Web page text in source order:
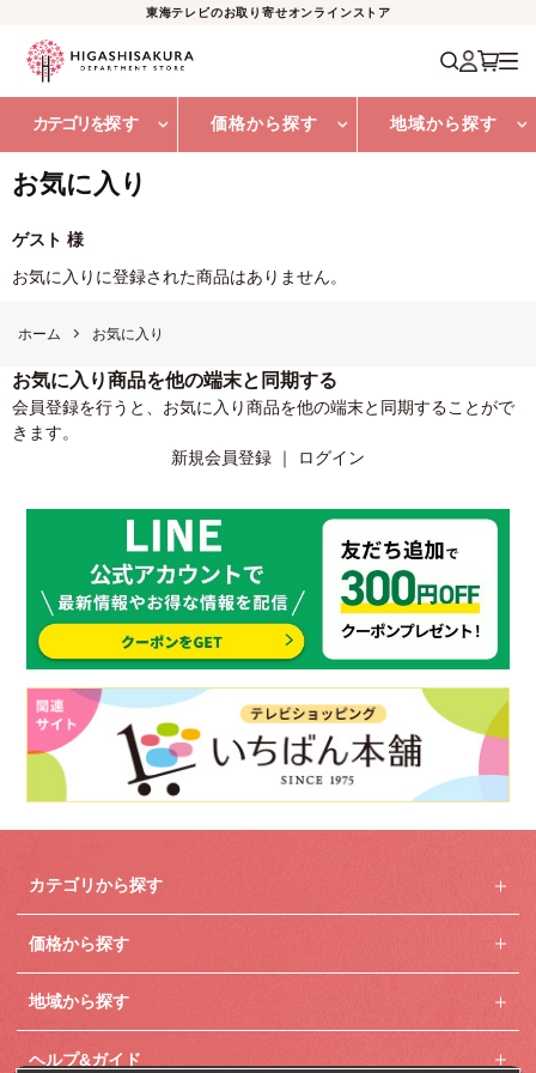
東海テレビのお取り寄せオンラインストア
カテゴリを探す 価格から探す 地域から探す
お気に入り
ゲスト 様
お気に入りに登録された商品はありません。
ホーム お気に入り
お気に入り商品を他の端末と同期する
会員登録を行うと、お気に入り商品を他の端末と同期することがで
きます。
新規会員登録 ｜ ログイン
カテゴリから探す
価格から探す
地域から探す
ヘルプ&ガイド